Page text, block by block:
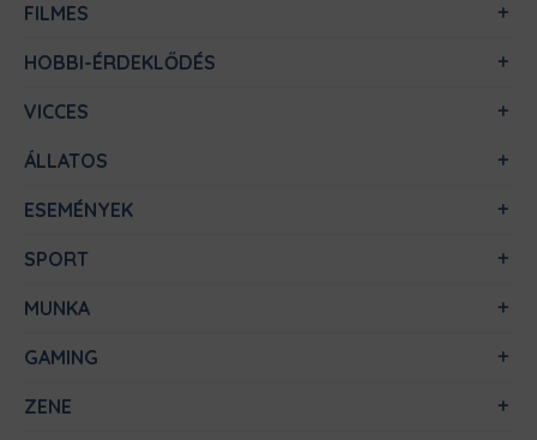
FILMES
HOBBI-ÉRDEKLŐDÉS
VICCES
ÁLLATOS
ESEMÉNYEK
SPORT
MUNKA
GAMING
ZENE